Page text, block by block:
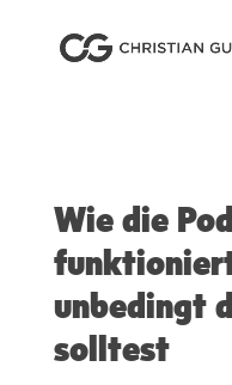
Wie die
unbedingt
solltest